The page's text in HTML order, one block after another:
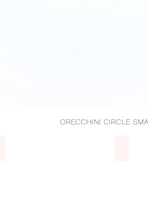
Vista rapida
ORECCHINI CIRCLE